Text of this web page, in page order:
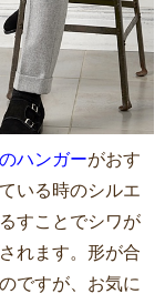
ハンガーがおす
いる時のシルエ
すことでシワが
れます。形が合
ですが、お気に